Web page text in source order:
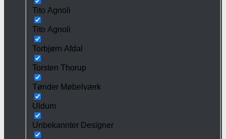
Tito Agnoli
Tito Agnoli
Torbjørn Afdal
Torsten Thorup
Tønder Møbelværk
Uldum
Unbekannter Designer